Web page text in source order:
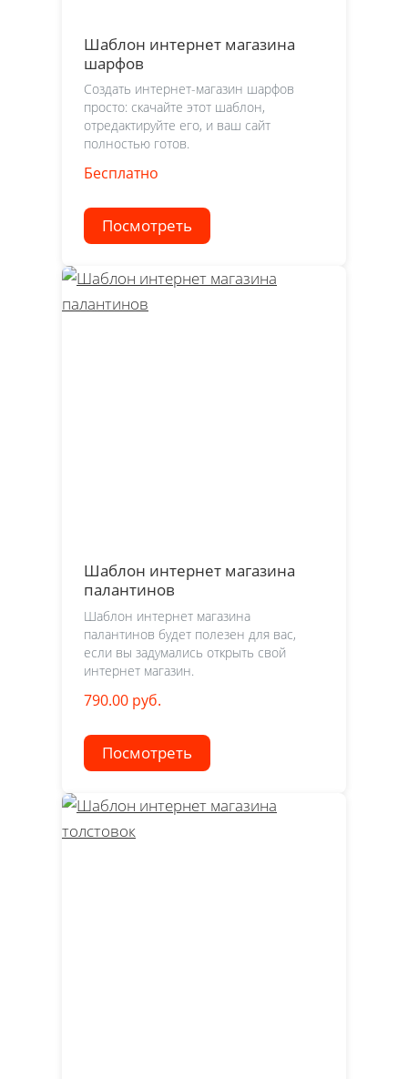
Шаблон интернет магазина
шарфов
Создать интернет-магазин шарфов
просто: скачайте этот шаблон,
отредактируйте его, и ваш сайт
полностью готов.
Бесплатно
Посмотреть
Шаблон интернет магазина
палантинов
Шаблон интернет магазина
палантинов будет полезен для вас,
если вы задумались открыть свой
интернет магазин.
790.00 руб.
Посмотреть